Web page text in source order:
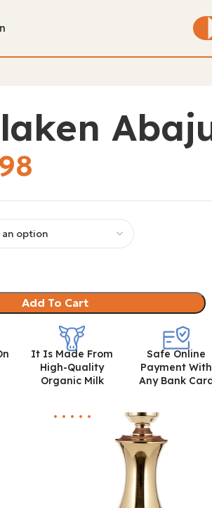
Add To Cart
It Is Made From
High-Quality
Organic Milk
Safe Online
Payment With
Any Bank